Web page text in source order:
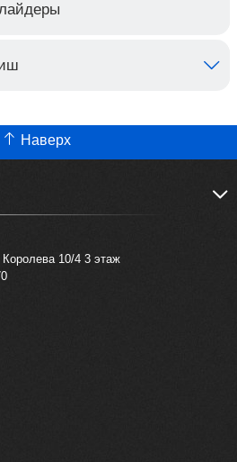
Наверх
Королева 10/4 3 этаж